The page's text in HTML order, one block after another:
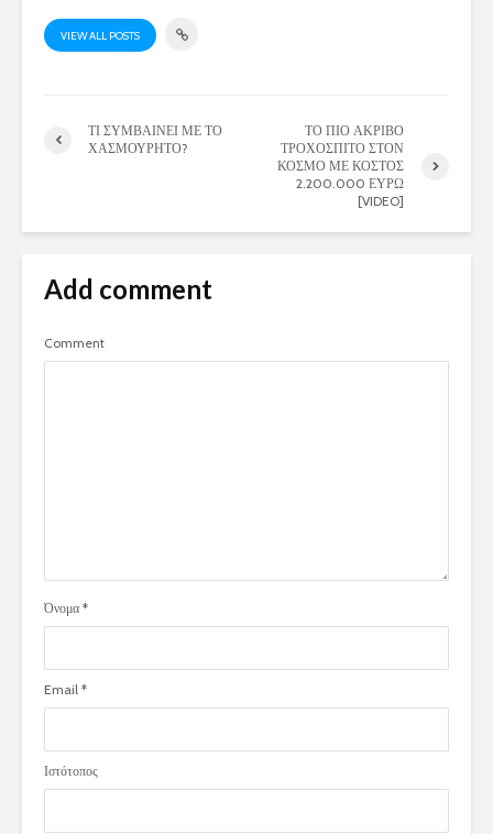
VIEW ALL POSTS
ΤΙ ΣΥΜΒΑΙΝΕΙ ΜΕ ΤΟ
ΧΑΣΜΟΥΡΗΤΟ?
ΤΟ ΠΙΟ ΑΚΡΙΒΟ
ΤΡΟΧΟΣΠΙΤΟ ΣΤΟΝ
ΚΟΣΜΟ ΜΕ ΚΟΣΤΟΣ
2.200.000 ΕΥΡΩ
[VIDEO]
Add comment
Comment
Όνομα *
Email *
Ιστότοπος